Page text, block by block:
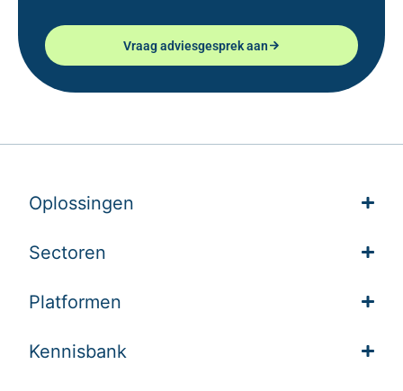
Vraag adviesgesprek aan
Oplossingen
Sectoren
Platformen
Kennisbank